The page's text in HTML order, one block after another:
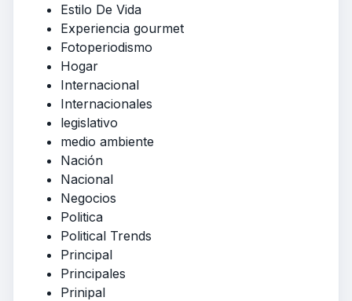
Estilo De Vida
Experiencia gourmet
Fotoperiodismo
Hogar
Internacional
Internacionales
legislativo
medio ambiente
Nación
Nacional
Negocios
Politica
Political Trends
Principal
Principales
Prinipal